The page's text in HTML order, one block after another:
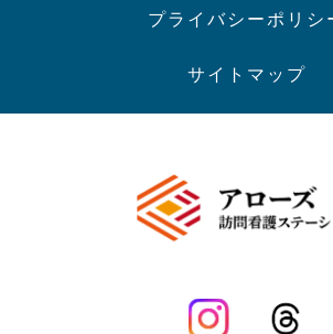
プライバシーポリシ
サイトマップ